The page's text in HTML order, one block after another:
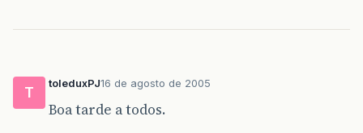
T
toleduxPJ16 de agosto de 2005
Boa tarde a todos.